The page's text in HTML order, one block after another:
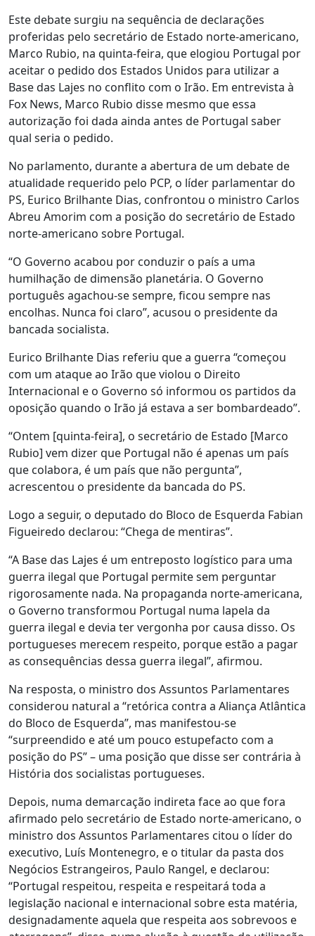
Este debate surgiu na sequência de declarações
proferidas pelo secretário de Estado norte-americano,
Marco Rubio, na quinta-feira, que elogiou Portugal por
aceitar o pedido dos Estados Unidos para utilizar a
Base das Lajes no conflito com o Irão. Em entrevista à
Fox News, Marco Rubio disse mesmo que essa
autorização foi dada ainda antes de Portugal saber
qual seria o pedido.
No parlamento, durante a abertura de um debate de
atualidade requerido pelo PCP, o líder parlamentar do
PS, Eurico Brilhante Dias, confrontou o ministro Carlos
Abreu Amorim com a posição do secretário de Estado
norte-americano sobre Portugal.
“O Governo acabou por conduzir o país a uma
humilhação de dimensão planetária. O Governo
português agachou-se sempre, ficou sempre nas
encolhas. Nunca foi claro”, acusou o presidente da
bancada socialista.
Eurico Brilhante Dias referiu que a guerra “começou
com um ataque ao Irão que violou o Direito
Internacional e o Governo só informou os partidos da
oposição quando o Irão já estava a ser bombardeado”.
“Ontem [quinta-feira], o secretário de Estado [Marco
Rubio] vem dizer que Portugal não é apenas um país
que colabora, é um país que não pergunta”,
acrescentou o presidente da bancada do PS.
Logo a seguir, o deputado do Bloco de Esquerda Fabian
Figueiredo declarou: “Chega de mentiras”.
“A Base das Lajes é um entreposto logístico para uma
guerra ilegal que Portugal permite sem perguntar
rigorosamente nada. Na propaganda norte-americana,
o Governo transformou Portugal numa lapela da
guerra ilegal e devia ter vergonha por causa disso. Os
portugueses merecem respeito, porque estão a pagar
as consequências dessa guerra ilegal”, afirmou.
Na resposta, o ministro dos Assuntos Parlamentares
considerou natural a “retórica contra a Aliança Atlântica
do Bloco de Esquerda”, mas manifestou-se
“surpreendido e até um pouco estupefacto com a
posição do PS” – uma posição que disse ser contrária à
História dos socialistas portugueses.
Depois, numa demarcação indireta face ao que fora
afirmado pelo secretário de Estado norte-americano, o
ministro dos Assuntos Parlamentares citou o líder do
executivo, Luís Montenegro, e o titular da pasta dos
Negócios Estrangeiros, Paulo Rangel, e declarou:
“Portugal respeitou, respeita e respeitará toda a
legislação nacional e internacional sobre esta matéria,
designadamente aquela que respeita aos sobrevoos e